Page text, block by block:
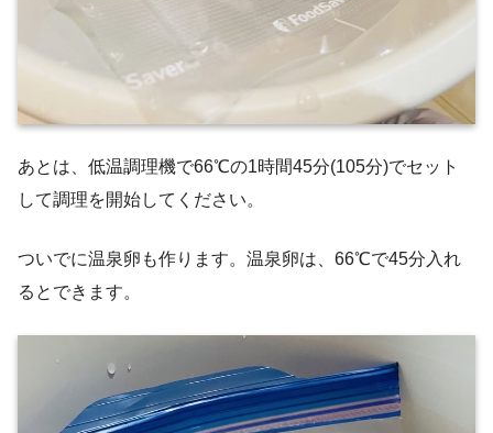
あとは、低温調理機で66℃の1時間45分(105分)でセット
して調理を開始してください。
ついでに温泉卵も作ります。温泉卵は、66℃で45分入れ
るとできます。